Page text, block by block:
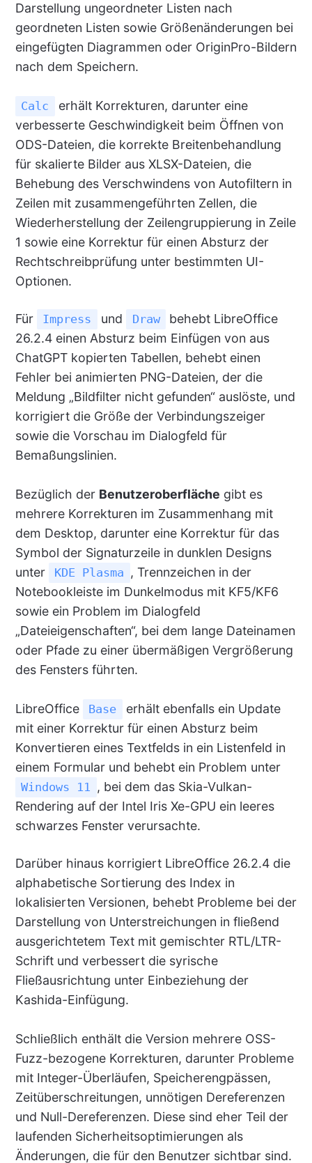
Darstellung ungeordneter Listen nach
geordneten Listen sowie Größenänderungen bei
eingefügten Diagrammen oder OriginPro-Bildern
nach dem Speichern.
Calc
erhält Korrekturen, darunter eine
verbesserte Geschwindigkeit beim Öffnen von
ODS-Dateien, die korrekte Breitenbehandlung
für skalierte Bilder aus XLSX-Dateien, die
Behebung des Verschwindens von Autofiltern in
Zeilen mit zusammengeführten Zellen, die
Wiederherstellung der Zeilengruppierung in Zeile
1 sowie eine Korrektur für einen Absturz der
Rechtschreibprüfung unter bestimmten UI-
Optionen.
Für Impress und Draw
behebt LibreOffice
26.2.4 einen Absturz beim Einfügen von aus
ChatGPT kopierten Tabellen, behebt einen
Fehler bei animierten PNG-Dateien, der die
Meldung „Bildfilter nicht gefunden“ auslöste, und
korrigiert die Größe der Verbindungszeiger
sowie die Vorschau im Dialogfeld für
Bemaßungslinien.
Bezüglich der Benutzeroberfläche gibt es
mehrere Korrekturen im Zusammenhang mit
dem Desktop, darunter eine Korrektur für das
Symbol der Signaturzeile in dunklen Designs
unter
KDE Plasma , Trennzeichen in der
Notebookleiste im Dunkelmodus mit KF5/KF6
sowie ein Problem im Dialogfeld
„Dateieigenschaften“, bei dem lange Dateinamen
oder Pfade zu einer übermäßigen Vergrößerung
des Fensters führten.
LibreOffice Base
erhält ebenfalls ein Update
mit einer Korrektur für einen Absturz beim
Konvertieren eines Textfelds in ein Listenfeld in
einem Formular und behebt ein Problem unter
Windows 11 , bei dem das Skia-Vulkan-
Rendering auf der Intel Iris Xe-GPU ein leeres
schwarzes Fenster verursachte.
Darüber hinaus korrigiert LibreOffice 26.2.4 die
alphabetische Sortierung des Index in
lokalisierten Versionen, behebt Probleme bei der
Darstellung von Unterstreichungen in fließend
ausgerichtetem Text mit gemischter RTL/LTR-
Schrift und verbessert die syrische
Fließausrichtung unter Einbeziehung der
Kashida-Einfügung.
Schließlich enthält die Version mehrere OSS-
Fuzz-bezogene Korrekturen, darunter Probleme
mit Integer-Überläufen, Speicherengpässen,
Zeitüberschreitungen, unnötigen Dereferenzen
und Null-Dereferenzen. Diese sind eher Teil der
laufenden Sicherheitsoptimierungen als
Änderungen, die für den Benutzer sichtbar sind.